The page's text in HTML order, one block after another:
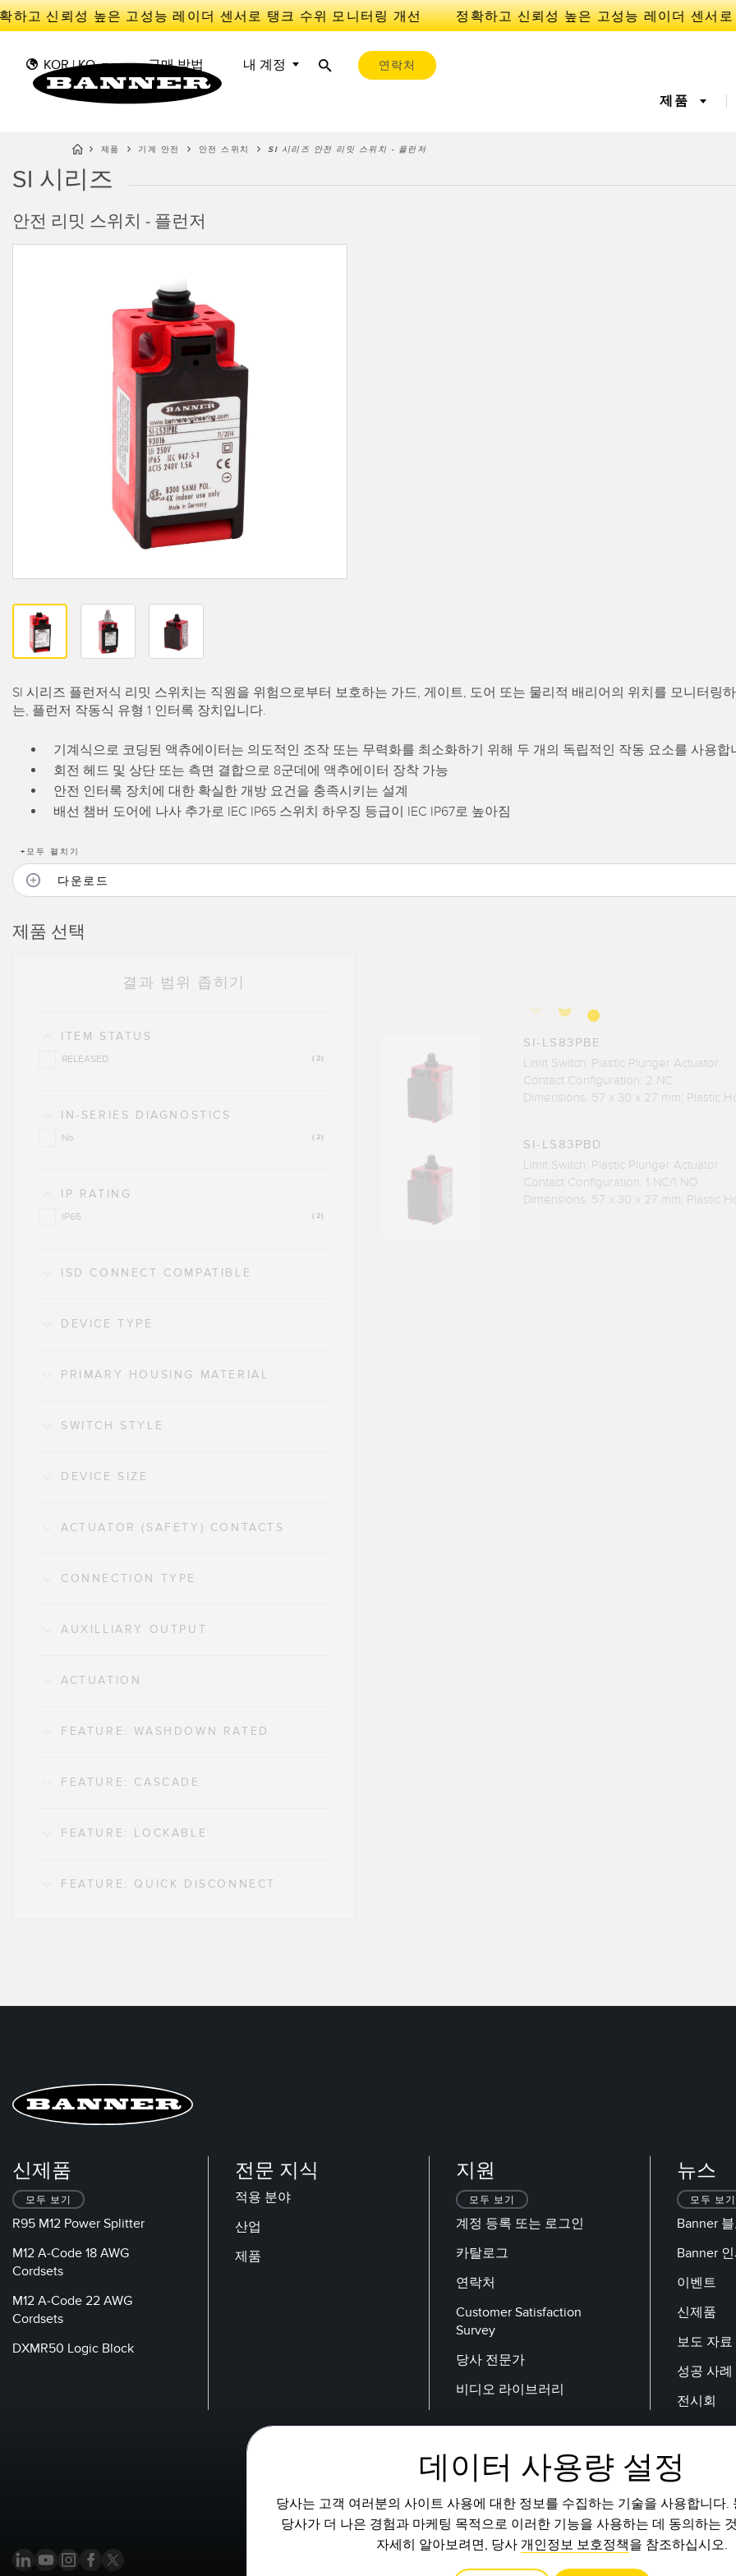
하고 신뢰성 높은 고성능 레이더 센서로 탱크 수위 모니터링 개선
KOR | KO 구매 방법 내 계정 연락처
제품
센서
측정 솔루션
조명 및 표시기
산업용 무선
BARCODE & VISION
REMOTE I/O
CONNECTIVITY
MONITORING SOLUTIONS
SNAP SIGNAL
SOFTWARE
기술
센서
IIOT 및 스마트 팩토리
스마트 센서
장비 보호
PICK-TO-LIGHT
산업용 조명
상태 표시
측정 및 검사
품질 관리
차량 감지
PREDICTIVE MAINTENANCE
RADAR APPLICATIONS
IIOT 및 스마트 팩토리
Effectiveness (OEE)
제품 기계 안전 안전 스위치 SI 시리즈 안전 리밋 스위치 - 플런저
SI 시리즈
안전 리밋 스위치 - 플런저
SI 시리즈 플런저식 리밋 스위치는 직원을 위험으로부터 보호하는 가드, 게이트, 도어 또는 물리적 배리어의 위치를 모니터링
는, 플런저 작동식 유형 1 인터록 장치입니다.
기계식으로 코딩된 액츄에이터는 의도적인 조작 또는 무력화를 최소화하기 위해 두 개의 독립적인 작동 요소를 사용합
회전 헤드 및 상단 또는 측면 결합으로 8군데에 액추에이터 장착 가능
안전 인터록 장치에 대한 확실한 개방 요건을 충족시키는 설계
배선 챔버 도어에 나사 추가로 IEC IP65 스위치 하우징 등급이 IEC IP67로 높아짐
+ 모두 펼치기
다운로드
제품 선택
결과 범위 좁히기
ITEM STATUS
(2)
RELEASED
IN-SERIES DIAGNOSTICS
(2)
No
IP RATING
(2)
IP65
ISD CONNECT COMPATIBLE
DEVICE TYPE
PRIMARY HOUSING MATERIAL
SWITCH STYLE
DEVICE SIZE
ACTUATOR (SAFETY) CONTACTS
CONNECTION TYPE
AUXILLIARY OUTPUT
ACTUATION
FEATURE: WASHDOWN RATED
FEATURE: CASCADE
FEATURE: LOCKABLE
FEATURE: QUICK DISCONNECT
SI-LS83PBE
Limit Switch: Plastic Plunger Actuator
Contact Configuration: 2 NC
Dimensions: 57 x 30 x 27 mm; Plastic
SI-LS83PBD
Limit Switch: Plastic Plunger Actuator
Contact Configuration: 1 NC/1 NO
Dimensions: 57 x 30 x 27 mm; Plastic
신제품
모두 보기
R95 M12 Power Splitter
M12 A-Code 18 AWG
Cordsets
M12 A-Code 22 AWG
Cordsets
DXMR50 Logic Block
전문 지식
적용 분야
산업
제품
지원
모두 보기
계정 등록 또는 로그인
카탈로그
연락처
Customer Satisfaction
Survey
당사 전문가
비디오 라이브러리
뉴스
모두 보기
Banner
Banner
이벤트
신제품
보도 자료
성공 사례
전시회
이메일
데이터 사용량 설정
당사는 고객 여러분의 사이트 사용에 대한 정보를 수집하는 기술을 사용합니다.
당사가 더 나은 경험과 마케팅 목적으로 이러한 기능을 사용하는 데 동의하는
자세히 알아보려면, 당사 개인정보 보호정책을 참조하십시오.